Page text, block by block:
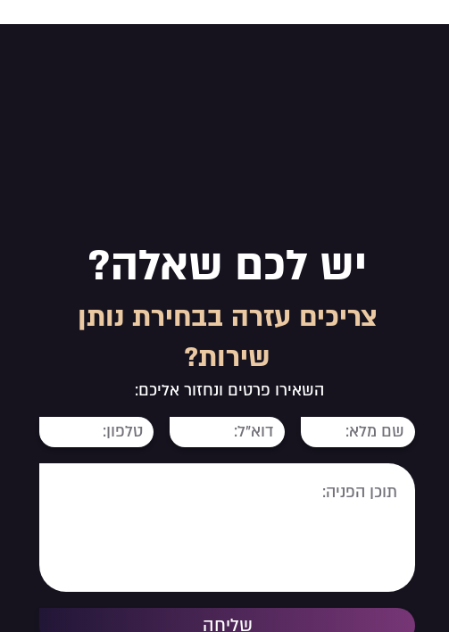
יש לכם שאלה?
צריכים עזרה בבחירת נותן
שירות?
השאירו פרטים ונחזור אליכם:
שליחה